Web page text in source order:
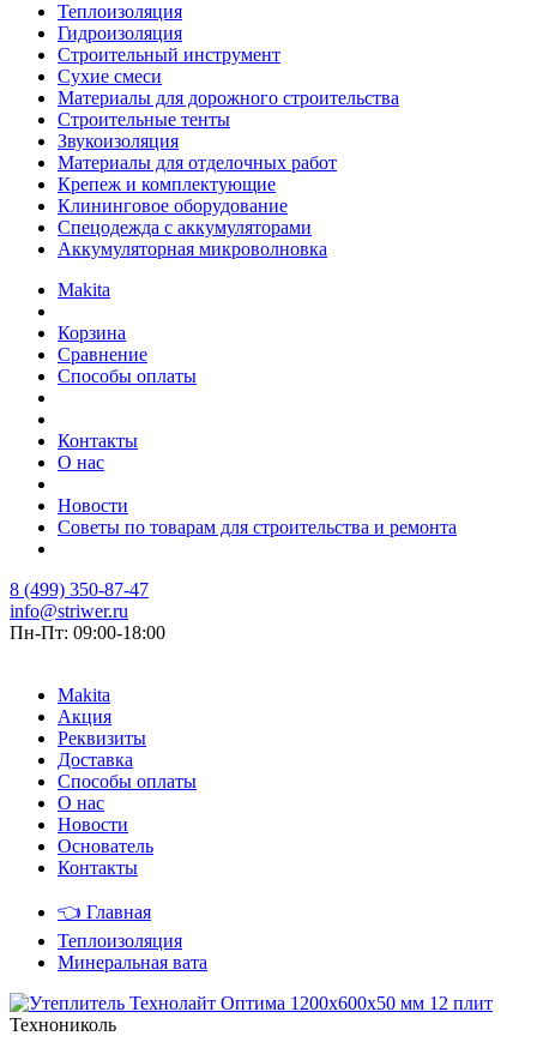
Теплоизоляция
Гидроизоляция
Строительный инструмент
Сухие смеси
Материалы для дорожного строительства
Строительные тенты
Звукоизоляция
Материалы для отделочных работ
Крепеж и комплектующие
Клининговое оборудование
Спецодежда с аккумуляторами
Аккумуляторная микроволновка
Makita
Корзина
Сравнение
Способы оплаты
Контакты
О нас
Новости
Советы по товарам для строительства и ремонта
8 (499) 350-87-47
info@striwer.ru
Пн-Пт: 09:00-18:00
Makita
Акция
Реквизиты
Доставка
Способы оплаты
О нас
Новости
Основатель
Контакты
👈 Главная
Теплоизоляция
Минеральная вата
Технониколь